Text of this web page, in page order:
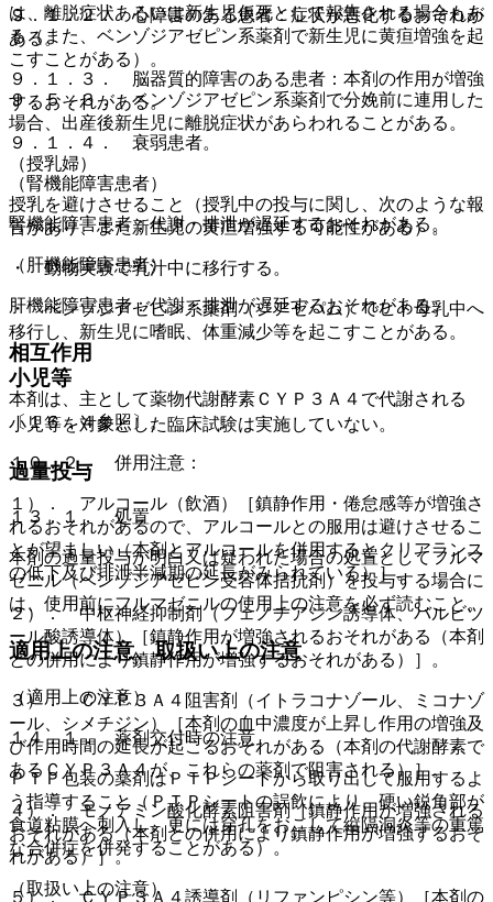
は、離脱症状あるいは新生児仮死として報告される場合もあ
る（また、ベンゾジアゼピン系薬剤で新生児に黄疸増強を起
こすことがある）。
９．５．３． ベンゾジアゼピン系薬剤で分娩前に連用した
場合、出産後新生児に離脱症状があらわれることがある。
（授乳婦）
授乳を避けさせること（授乳中の投与に関し、次のような報
告があり、また新生児の黄疸増強する可能性がある）。
・ 動物実験で乳汁中に移行する。
・ ベンゾジアゼピン系薬剤（ジアゼパム）でヒト母乳中へ
移行し、新生児に嗜眠、体重減少等を起こすことがある。
小児等
小児等を対象とした臨床試験は実施していない。
過量投与
１３．１． 処置
本剤の過量投与が明白又は疑われた場合の処置としてフルマ
ゼニル（ベンゾジアゼピン受容体拮抗剤）を投与する場合に
は、使用前にフルマゼニルの使用上の注意を必ず読むこと。
適用上の注意、取扱い上の注意
（適用上の注意）
１４．１． 薬剤交付時の注意
ＰＴＰ包装の薬剤はＰＴＰシートから取り出して服用するよ
う指導すること（ＰＴＰシートの誤飲により、硬い鋭角部が
食道粘膜へ刺入し、更には穿孔をおこして縦隔洞炎等の重篤
な合併症を併発することがある）。
（取扱い上の注意）
９．１．２． 心障害のある患者：症状が悪化するおそれが
ある。
９．１．３． 脳器質的障害のある患者：本剤の作用が増強
するおそれがある。
９．１．４． 衰弱患者。
（腎機能障害患者）
腎機能障害患者：代謝・排泄が遅延するおそれがある。
（肝機能障害患者）
肝機能障害患者：代謝・排泄が遅延するおそれがある。
相互作用
本剤は、主として薬物代謝酵素ＣＹＰ３Ａ４で代謝される
〔１６．４参照〕。
１０．２． 併用注意：
１）． アルコール（飲酒）［鎮静作用・倦怠感等が増強さ
れるおそれがあるので、アルコールとの服用は避けさせるこ
とが望ましい（本剤とアルコールを併用するとクリアランス
の低下及び排泄半減期の延長がみられている）］。
２）． 中枢神経抑制剤（フェノチアジン誘導体、バルビツ
ール酸誘導体）［鎮静作用が増強されるおそれがある（本剤
との併用により鎮静作用が増強するおそれがある）］。
３）． ＣＹＰ３Ａ４阻害剤（イトラコナゾール、ミコナゾ
ール、シメチジン）［本剤の血中濃度が上昇し作用の増強及
び作用時間の延長が起こるおそれがある（本剤の代謝酵素で
あるＣＹＰ３Ａ４が、これらの薬剤で阻害される）］。
４）． モノアミン酸化酵素阻害剤［鎮静作用が増強される
おそれがある（本剤との併用により鎮静作用が増強するおそ
れがある）］。
５）． ＣＹＰ３Ａ４誘導剤（リファンピシン等）［本剤の